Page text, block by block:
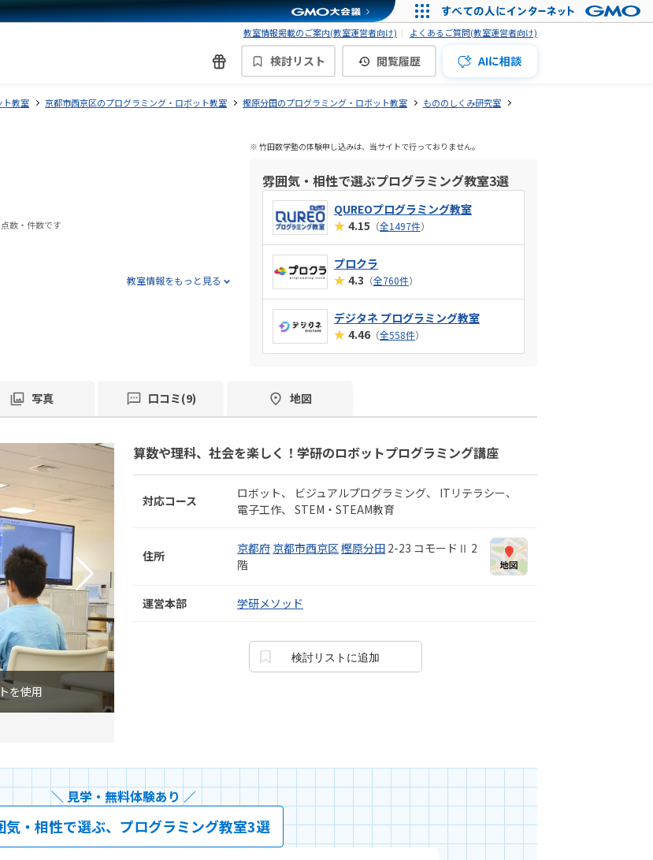
教室情報掲載のご案内(教室運営者向け) よくあるご質問(教室運営者向け)
検討リスト 閲覧履歴 AIに相談
ト教室 京都市西京区のプログラミング・ロボット教室 樫原分田のプログラミング・ロボット教室
もののしくみ研究室
数・件数です
教室情報をもっと見る
※ 竹田数学塾の体験申し込みは、当サイトで行っておりません。
雰囲気・相性で選ぶプログラミング教室3選
QUREOプログラミング教室
★ 4.15 （全1497件）
プロクラ
★ 4.3 （全760件）
デジタネ プログラミング教室
★ 4.46 （全558件）
写真 口コミ(9) 地図
を使用
算数や理科、社会を楽しく！学研のロボットプログラミング講座
対応コース ロボット ビジュアルプログラミング
ITリテラシー
電子工作
STEM・STEAM教育
住所 京都府 京都市西京区樫原分田 2-23 コモードⅡ 2
階
運営本部 学研メソッド
検討リストに追加
＼ 見学・無料体験あり ／
気・相性で選ぶ、プログラミング教室3選